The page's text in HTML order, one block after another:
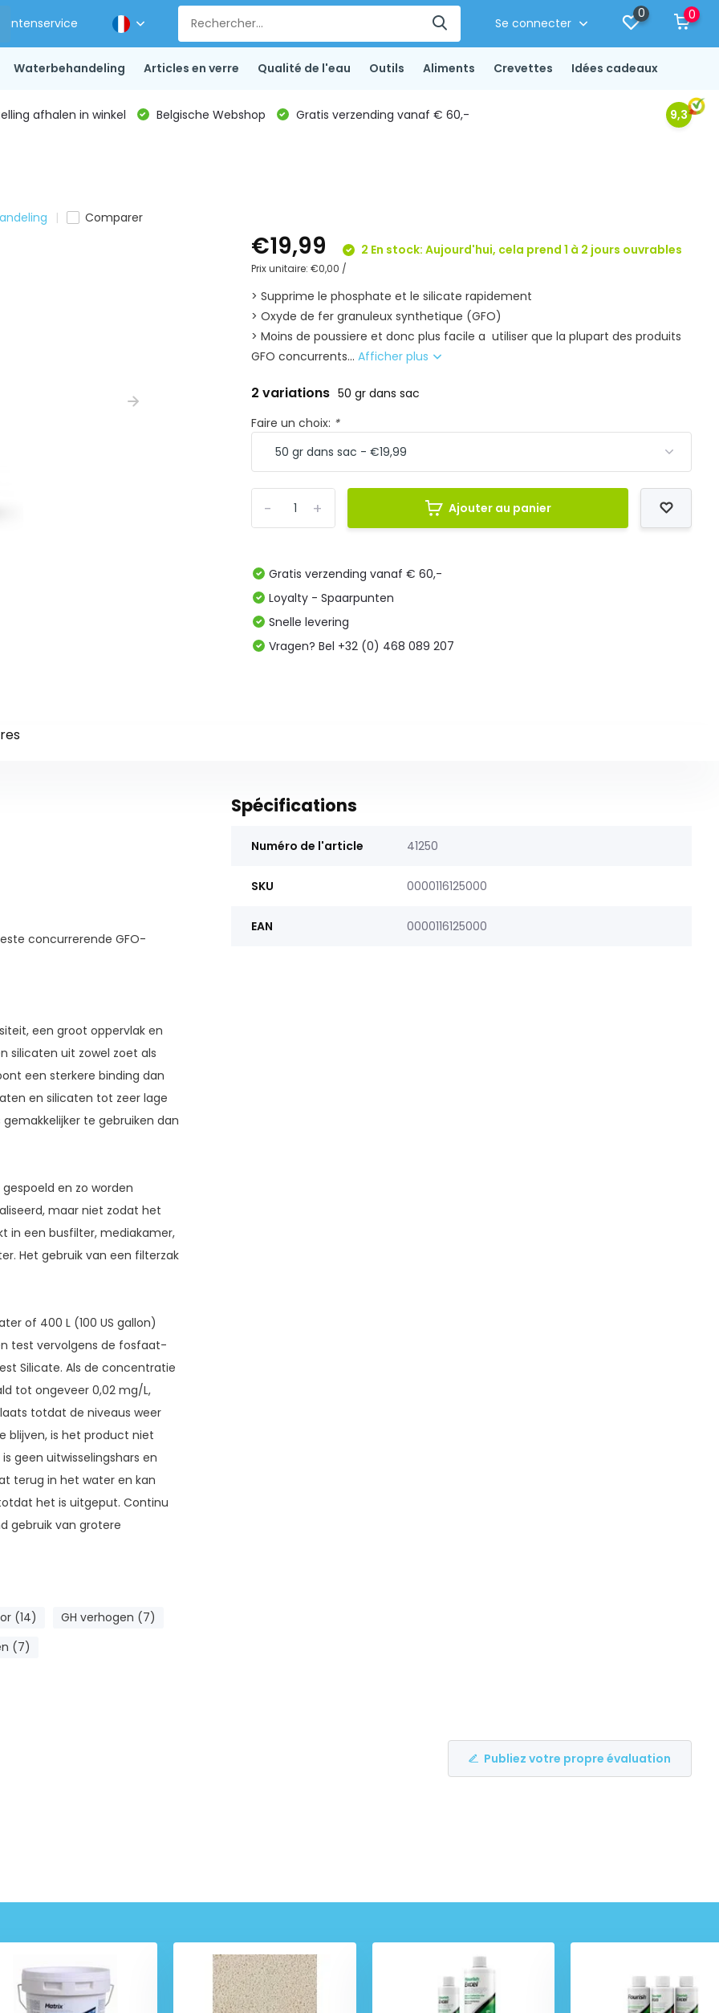
Klantenservice Se connecter
0 0
Waterbehandeling Articles en verre Qualité de l'eau Outils Aliments Crevettes Idées cadeaux
afhalen in winkel Belgische Webshop Gratis verzending vanaf € 60,- 9,3
Comparer
€19,99 2 En stock: Aujourd'hui, cela prend 1 à 2 jours ouvrables
Prix unitaire:€0,00 /
> Supprime le phosphate et le silicate rapidement
> Oxyde de fer granuleux synthetique (GFO)
> Moins de poussiere et donc plus facile a utiliser que la plupart des produits
GFO concurrents...Afficher plus
2 variations 50 gr dans sac
Faire un choix: *
+
- Ajouter au panier
Gratis verzending vanaf € 60,-
Loyalty - Spaarpunten
Snelle levering
Vragen? Bel +32 (0) 468 089 207
concurrerende GFO-
een groot oppervlak en
silicaten uit zowel zoet als
een sterkere binding dan
en silicaten tot zeer lage
te gebruiken dan
en zo worden
maar niet zodat het
in een busfilter, mediakamer,
Het gebruik van een filterzak
of 400 L (100 US gallon)
test vervolgens de fosfaat-
Silicate. Als de concentratie
tot ongeveer 0,02 mg/L,
totdat de niveaus weer
blijven, is het product niet
geen uitwisselingshars en
terug in het water en kan
het is uitgeput. Continu
gebruik van grotere
(14)
GH verhogen (7)
(7)
Spécifications
Numéro de l'article 41250
SKU 0000116125000
EAN 0000116125000
Publiez votre propre évaluation